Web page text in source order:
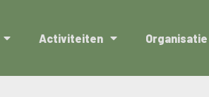
Activiteiten Organisatie